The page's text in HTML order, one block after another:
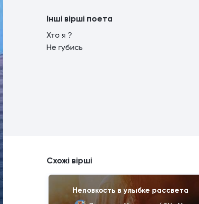
Інші вірші поета
Хто я ?
Не губись
Схожі вірші
Неловкость в улыбке рассвета